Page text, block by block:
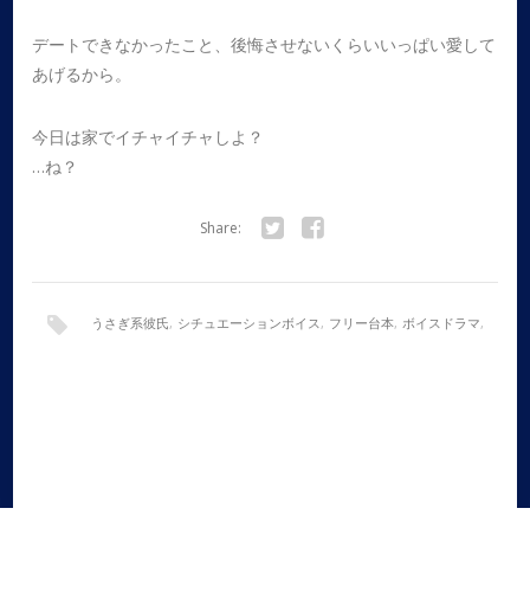
デートできなかったこと、後悔させないくらいいっぱい愛して
あげるから。
今日は家でイチャイチャしよ？
…ね？
Share:
うさぎ系彼氏, シチュエーションボイス, フリー台本, ボイスドラマ,